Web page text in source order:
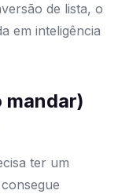
de lista, o
em inteligência
mandar)
ter um